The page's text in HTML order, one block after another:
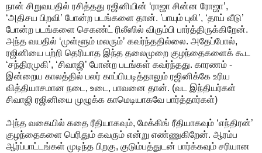
நான் சிறுவயதில் ரசித்தது ரஜினியின் ‘ராஜா சின்ன ரோஜா’,
‘அதிசய பிறவி’ போன்ற படங்களை தான். ’பாயும் புலி’, ‘தாய் வீடு’
போன்ற படங்களை செகண்ட் ரிலீஸில் விரும்பி பார்த்திருக்கிறேன்.
அந்த வயதில் ‘முள்ளூம் மலரும்’ கவர்ந்ததில்லை. அதேப்போல்,
ரஜினியை பற்றி தெரியாத இந்த தலைமுறை குழந்தைகளைக் கூட
‘சந்திரமுகி’, ‘சிவாஜி’ போன்ற படங்கள் கவர்ந்தது. காரணம் -
இன்றைய காலத்தில் பலர் காப்பியடித்தாலும் ரஜினிக்கே உரிய
வித்தியாசமான நடை, உடை, பாவனை தான். (வட இந்தியர்கள்
சிவாஜி ரஜினியை முழுக்க காமெடியாகவே பார்த்தார்கள்)
அந்த வகையில் கதை ரீதியாகவும், மேக்கிங் ரீதியாகவும் ‘எந்திரன்’
குழந்தைகளை பெரிதும் கவரும் என்று எண்ணுகிறேன். ஆரம்ப
ஆர்ப்பாட்டங்கள் முடிந்த பிறகு, குடும்பத்துடன் பார்க்கவும் சரியான